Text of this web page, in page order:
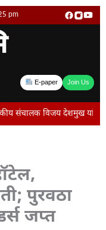
pm
E-paper Join Us
यांची बदली न
पुरवठा
जप्त